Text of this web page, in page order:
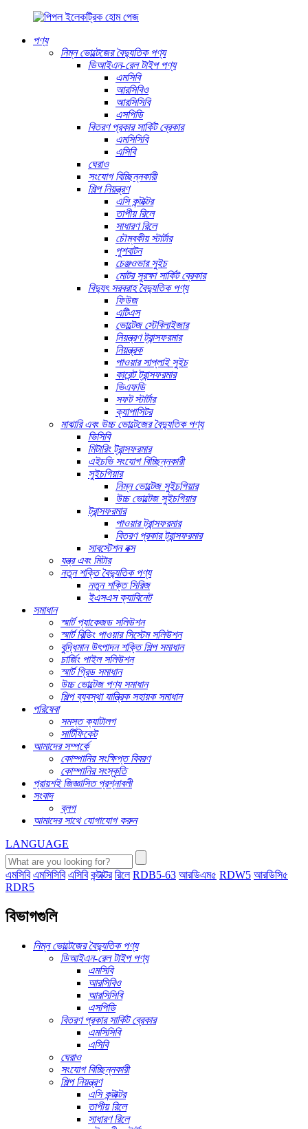
পণ্য
নিম্ন ভোল্টেজের বৈদ্যুতিক পণ্য
ডিআইএন-রেল টাইপ পণ্য
এমসিবি
আরসিবিও
আরসিসিবি
এসপিডি
বিতরণ প্রকার সার্কিট ব্রেকার
এমসিসিবি
এসিবি
ঘেরাও
সংযোগ বিচ্ছিন্নকারী
শিল্প নিয়ন্ত্রণ
এসি কন্টাক্টর
তাপীয় রিলে
সাধারণ রিলে
চৌম্বকীয় স্টার্টার
পুশবাটন
চেঞ্জওভার সুইচ
মোটর সুরক্ষা সার্কিট ব্রেকার
বিদ্যুৎ সরবরাহ বৈদ্যুতিক পণ্য
ফিউজ
এটিএস
ভোল্টেজ স্টেবিলাইজার
নিয়ন্ত্রণ ট্রান্সফরমার
নিয়ন্ত্রক
পাওয়ার সাপ্লাই সুইচ
কারেন্ট ট্রান্সফরমার
ভিএফডি
সফট স্টার্টার
ক্যাপাসিটর
মাঝারি এবং উচ্চ ভোল্টেজের বৈদ্যুতিক পণ্য
ভিসিবি
মিটারিং ট্রান্সফরমার
এইচভি সংযোগ বিচ্ছিন্নকারী
সুইচগিয়ার
নিম্ন ভোল্টেজ সুইচগিয়ার
উচ্চ ভোল্টেজ সুইচগিয়ার
ট্রান্সফরমার
পাওয়ার ট্রান্সফরমার
বিতরণ প্রকার ট্রান্সফরমার
সাবস্টেশন বক্স
যন্ত্র এবং মিটার
নতুন শক্তি বৈদ্যুতিক পণ্য
নতুন শক্তি সিরিজ
ইএসএস ক্যাবিনেট
সমাধান
স্মার্ট প্যাকেজড সলিউশন
স্মার্ট বিল্ডিং পাওয়ার সিস্টেম সলিউশন
বুদ্ধিমান উৎপাদন শক্তি শিল্প সমাধান
চার্জিং পাইল সলিউশন
স্মার্ট গ্রিড সমাধান
উচ্চ ভোল্টেজ পণ্য সমাধান
শিল্প ব্যবস্থা যান্ত্রিক সহায়ক সমাধান
পরিষেবা
সমস্ত ক্যাটালগ
সার্টিফিকেট
আমাদের সম্পর্কে
কোম্পানির সংক্ষিপ্ত বিবরণ
কোম্পানির সংস্কৃতি
প্রায়শই জিজ্ঞাসিত প্রশ্নাবলী
সংবাদ
ব্লগ
আমাদের সাথে যোগাযোগ করুন
LANGUAGE
এমসিবি এমসিসিবি এসিবি কন্টাক্টর রিলে RDB5-63 আরডিএম৫ RDW5 আরডিসি৫
RDR5
বিভাগগুলি
নিম্ন ভোল্টেজের বৈদ্যুতিক পণ্য
ডিআইএন-রেল টাইপ পণ্য
এমসিবি
আরসিবিও
আরসিসিবি
এসপিডি
বিতরণ প্রকার সার্কিট ব্রেকার
এমসিসিবি
এসিবি
ঘেরাও
সংযোগ বিচ্ছিন্নকারী
শিল্প নিয়ন্ত্রণ
এসি কন্টাক্টর
তাপীয় রিলে
সাধারণ রিলে